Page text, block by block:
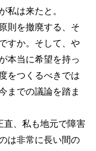
私は来たと。
則を撤廃する、そ
すか。そして、や
本当に希望を持っ
をつくるべきでは
までの議論を踏ま
、私も地元で障害
は非常に長い間の